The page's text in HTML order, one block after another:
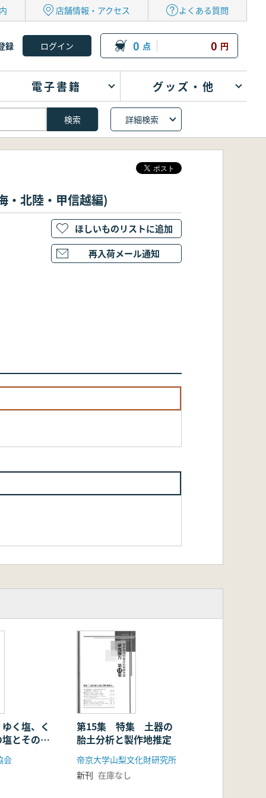
店舗情報・アクセス よくある質問
録 0 点 0 円
電子書籍 グッズ・他
詳細検索
・北陸・甲信越編)
ほしいものリストに追加
再入荷メール通知
く塩、く
とその流
会
第15集 特集 土器の
胎土分析と製作地推定
帝京大学山梨文化財研究所
新刊 在庫なし